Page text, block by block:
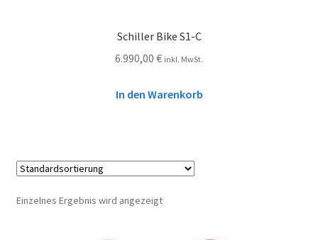
Schiller Bike S1-C
6.990,00 € inkl. MwSt.
In den Warenkorb
Einzelnes Ergebnis wird angezeigt